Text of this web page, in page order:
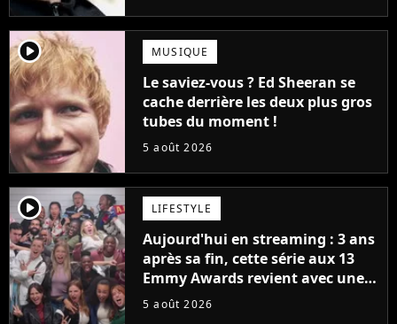
player2 MUSIQUE
Le saviez-vous ? Ed Sheeran se
cache derrière les deux plus gros
tubes du moment !
5 août 2026
player2 LIFESTYLE
Aujourd'hui en streaming : 3 ans
après sa fin, cette série aux 13
Emmy Awards revient avec une
suite... totalement différente
5 août 2026